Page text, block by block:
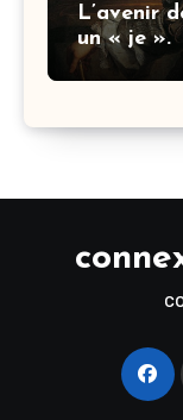
L’avenir
un « je ».